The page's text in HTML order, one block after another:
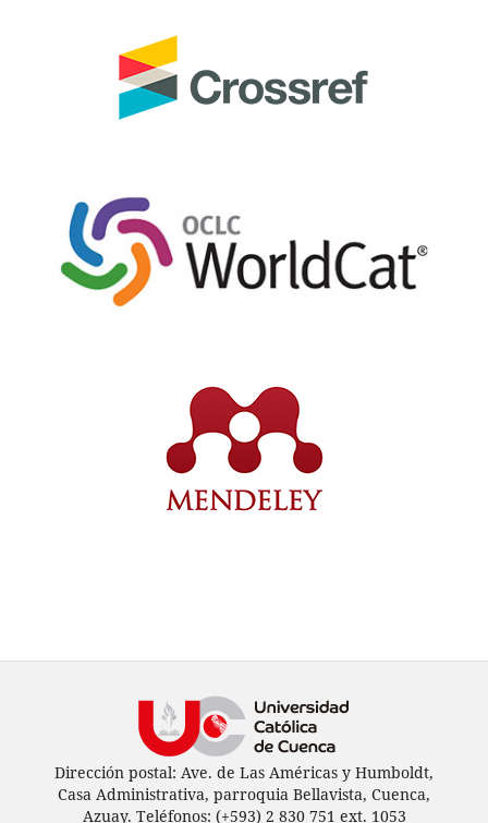
Dirección postal: Ave. de Las Américas y Humboldt,
Casa Administrativa, parroquia Bellavista, Cuenca,
Azuay. Teléfonos: (+593) 2 830 751 ext. 1053